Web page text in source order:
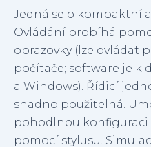
Jedná se o kompaktní
Ovládání probíhá
obrazovky (lze ovládat
počítače; software je k
a Windows). Řídicí
snadno použitelná.
pohodlnou
pomocí stylusu.